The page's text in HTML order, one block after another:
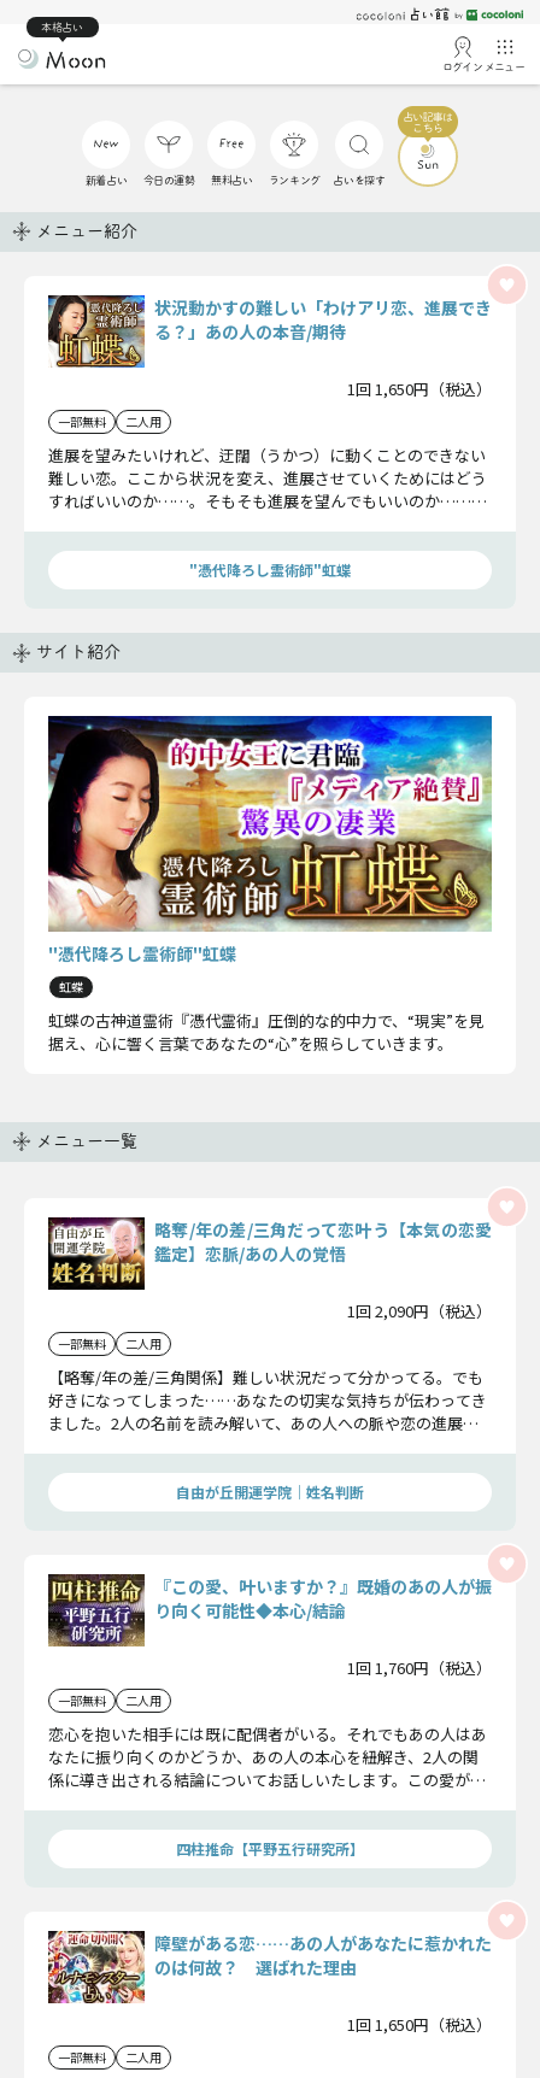
本格占い
ログイン メニュー
新着占い 今日の運勢 無料占い ランキング 占いを探す
メニュー紹介
状況動かすの難しい「わけアリ恋、進展でき
る？」あの人の本音/期待
1回 1,650円（税込）
一部無料 二人用
進展を望みたいけれど、迂闊（うかつ）に動くことのできない
難しい恋。ここから状況を変え、進展させていくためにはどう
すればいいのか……。そもそも進展を望んでもいいのか……。
"憑代降ろし霊術師"虹蝶
サイト紹介
"憑代降ろし霊術師"虹蝶
虹蝶
虹蝶の古神道霊術『憑代霊術』圧倒的な的中力で、“現実”を見
据え、心に響く言葉であなたの“心”を照らしていきます。
メニュー一覧
略奪/年の差/三角だって恋叶う【本気の恋愛
鑑定】恋脈/あの人の覚悟
1回 2,090円（税込）
一部無料 二人用
【略奪/年の差/三角関係】難しい状況だって分かってる。でも
好きになってしまった……あなたの切実な気持ちが伝わってき
ました。2人の名前を読み解いて、あの人への脈や恋の進展に
自由が丘開運学院│姓名判断
『この愛、叶いますか？』既婚のあの人が振
り向く可能性◆本心/結論
1回 1,760円（税込）
一部無料 二人用
恋心を抱いた相手には既に配偶者がいる。それでもあの人はあ
なたに振り向くのかどうか、あの人の本心を紐解き、2人の関
係に導き出される結論についてお話しいたします。この愛が叶
四柱推命【平野五行研究所】
障壁がある恋……あの人があなたに惹かれた
のは何故？ 選ばれた理由
1回 1,650円（税込）
一部無料 二人用